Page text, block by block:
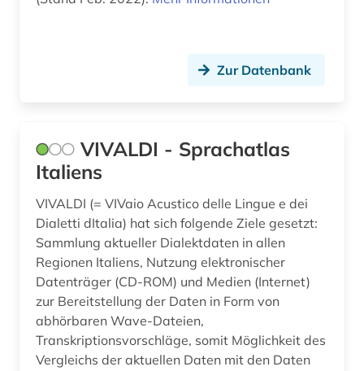
spanisch (10)
sprachbeispiele (1)
sprachdaten (1)
sprache (3)
sprachenlernen (1)
sprachgebrauch (1)
sprachgeografie (1)
sprachliche minderheit (1)
Zur Datenbank
VIVALDI - Sprachatlas
Italiens
VIVALDI (= VIVaio Acustico delle Lingue e dei
Dialetti dItalia) hat sich folgende Ziele gesetzt:
Sammlung aktueller Dialektdaten in allen
Regionen Italiens, Nutzung elektronischer
Datenträger (CD-ROM) und Medien (Internet)
zur Bereitstellung der Daten in Form von
abhörbaren Wave-Dateien,
Transkriptionsvorschläge, somit Möglichkeit des
Vergleichs der aktuellen Daten mit den Daten